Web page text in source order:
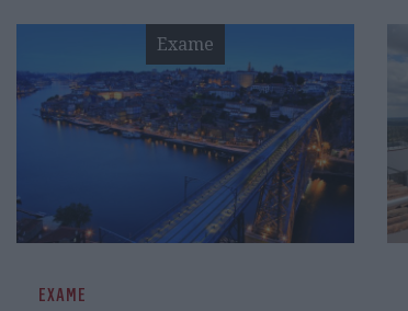
Exame
EXAME